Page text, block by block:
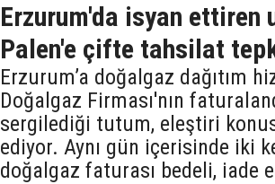
Erzurum'da isyan ettiren
Palen'e çifte tahsilat
​​​​​​​Erzurum’a doğalgaz dağıtım
Doğalgaz Firması'nın
sergilediği tutum, eleştiri
ediyor. Aynı gün içerisinde iki
doğalgaz faturası bedeli, iade